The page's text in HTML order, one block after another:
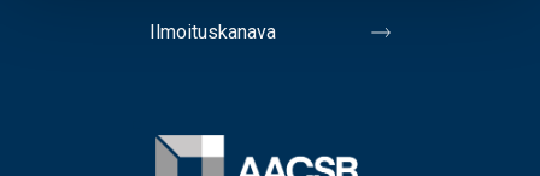
Ilmoituskanava
Image